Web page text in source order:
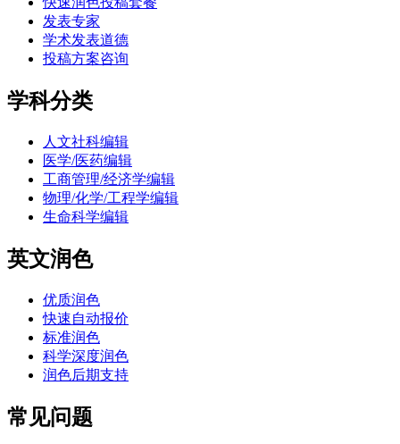
发表专家
学术发表道德
投稿方案咨询
学科分类
人文社科编辑
医学/医药编辑
工商管理/经济学编辑
物理/化学/工程学编辑
生命科学编辑
英文润色
优质润色
快速自动报价
标准润色
科学深度润色
润色后期支持
常见问题